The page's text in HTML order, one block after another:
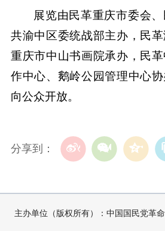
展览由民革重庆市委会
共渝中区委统战部主办，民
重庆市中山书画院承办，民
作中心、鹅岭公园管理中心
向公众开放。
分享到：
主办单位（版权所有）：中国国民党革